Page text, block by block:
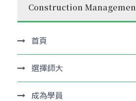
Construction
首頁
選擇師大
成為學員